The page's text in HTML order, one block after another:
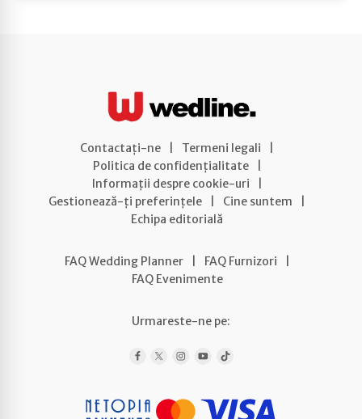
Contactați-ne Termeni legali
Politica de confidențialitate
Informații despre cookie-uri
Gestionează-ți preferințele
Cine suntem
Echipa editorială
FAQ Wedding Planner FAQ Furnizori
FAQ Evenimente
Urmareste-ne pe: